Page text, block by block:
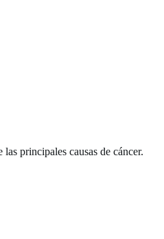
principales causas de cáncer.